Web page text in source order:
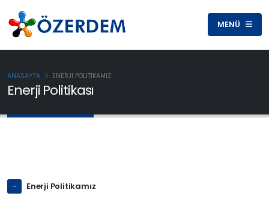
MENÜ
Enerji Politikası
ANASAYFA ENERJI POLITIKAMIZ
Enerji Politikamız